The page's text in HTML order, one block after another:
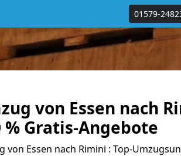
01579-
von Essen nach
% Gratis-Angebote
von Essen nach Rimini : Top-